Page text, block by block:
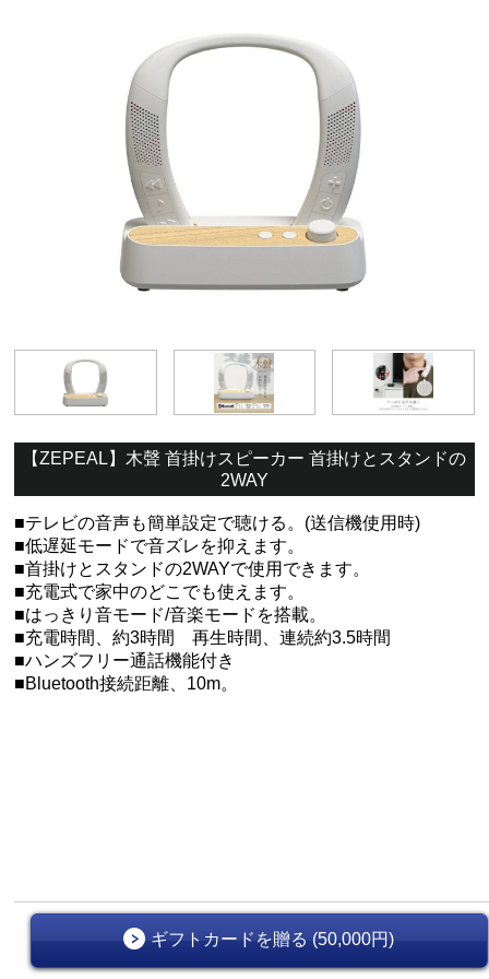
【ZEPEAL】木聲 首掛けスピーカー 首掛けとスタンドの
2WAY
■テレビの音声も簡単設定で聴ける。(送信機使用時)
■低遅延モードで音ズレを抑えます。
■首掛けとスタンドの2WAYで使用できます。
■充電式で家中のどこでも使えます。
■はっきり音モード/音楽モードを搭載。
■充電時間、約3時間 再生時間、連続約3.5時間
■ハンズフリー通話機能付き
■Bluetooth接続距離、10m。
ギフトカードを贈る (50,000円)